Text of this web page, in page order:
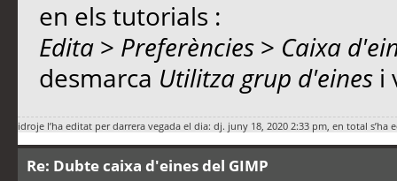
en els tutorials :
Edita> Preferències> Caixa
desmarca Utilitza grup d'einesi
idroje l’ha editat per darrera vegada el dia: dj. juny 18, 2020 2:33 pm, en total s’ha
Re: Dubte caixa d'eines del GIMP